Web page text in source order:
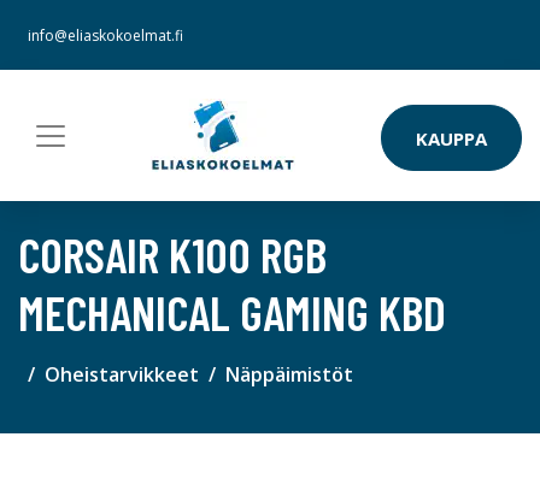
info@eliaskokoelmat.fi
KAUPPA
CORSAIR K100 RGB
MECHANICAL GAMING KBD
Oheistarvikkeet Näppäimistöt